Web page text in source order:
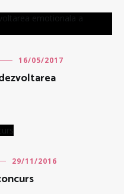
16/05/2017
29/11/2016